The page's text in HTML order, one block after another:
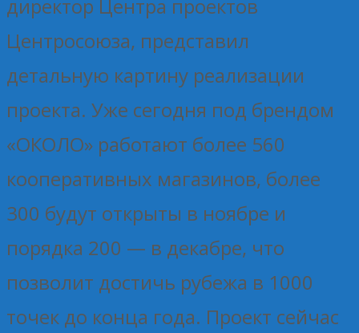
директор Центра проектов
Центросоюза, представил
детальную картину реализации
проекта. Уже сегодня под брендом
«ОКОЛО» работают более 560
кооперативных магазинов, более
300 будут открыты в ноябре и
порядка 200 — в декабре, что
позволит достичь рубежа в 1000
точек до конца года. Проект сейчас